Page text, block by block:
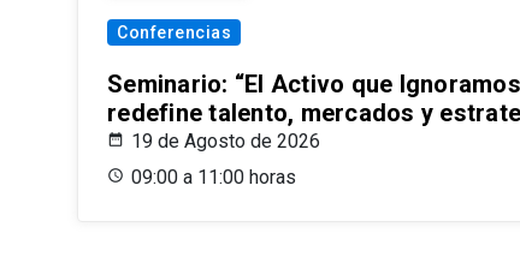
Conferencias
Seminario: “El Activo que
redefine talento, mercados y
19 de Agosto de 2026
09:00 a 11:00 horas